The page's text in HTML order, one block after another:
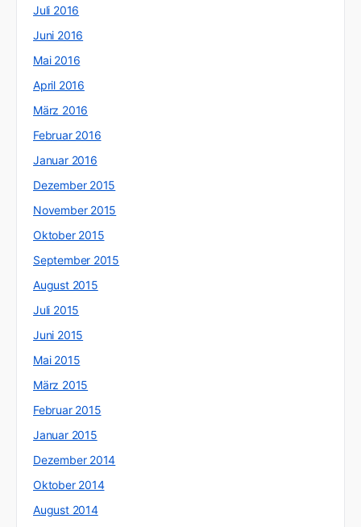
Juli 2016
Juni 2016
Mai 2016
April 2016
März 2016
Februar 2016
Januar 2016
Dezember 2015
November 2015
Oktober 2015
September 2015
August 2015
Juli 2015
Juni 2015
Mai 2015
März 2015
Februar 2015
Januar 2015
Dezember 2014
Oktober 2014
August 2014